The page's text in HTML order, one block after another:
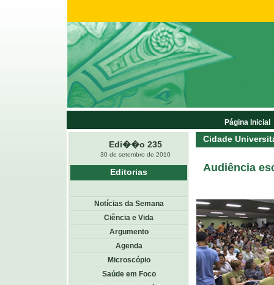
Edi��o 235
30 de setembro de 2010
Cidade
Audiência
Editorias
Notícias da Semana
Ciência e Vida
Argumento
Agenda
Microscópio
Saúde em Foco
Página Inicial